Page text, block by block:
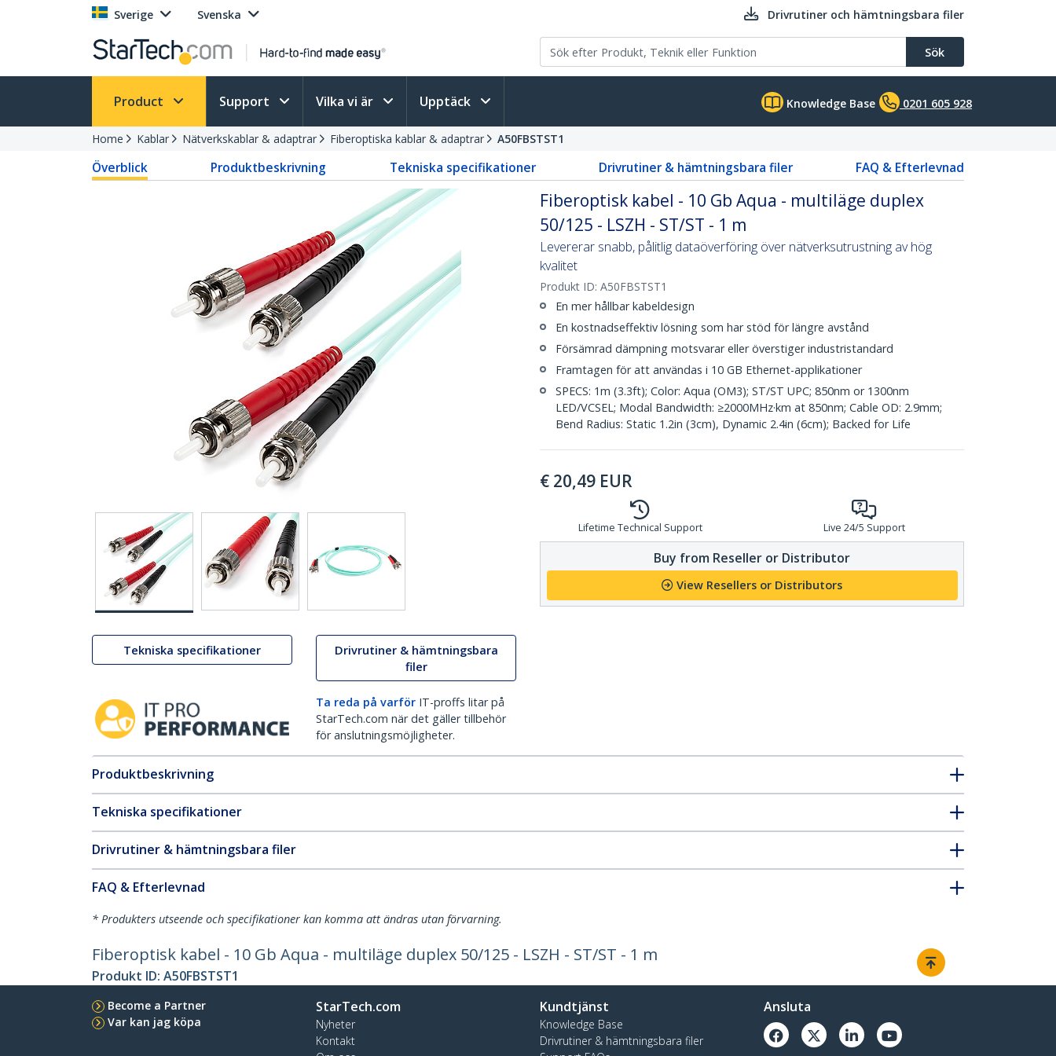
Sverige Svenska Drivrutiner och hämtningsbara filer
Sök
Product Support Vilka vi är Upptäck Knowledge Base 0201 605 928
Home Kablar Nätverkskablar & adaptrar Fiberoptiska kablar & adaptrar A50FBSTST1
Överblick Produktbeskrivning Tekniska specifikationer Drivrutiner & hämtningsbara filer FAQ & Efterlevnad
Tekniska specifikationer
Drivrutiner & hämtningsbara
filer
Ta reda på varför IT-proffs litar på
StarTech.com när det gäller tillbehör
för anslutningsmöjligheter.
Fiberoptisk kabel - 10 Gb Aqua - multiläge duplex
50/125 - LSZH - ST/ST - 1 m
Levererar snabb, pålitlig dataöverföring över nätverksutrustning av hög
kvalitet
Produkt ID: A50FBSTST1
En mer hållbar kabeldesign
En kostnadseffektiv lösning som har stöd för längre avstånd
Försämrad dämpning motsvarar eller överstiger industristandard
Framtagen för att användas i 10 GB Ethernet-applikationer
SPECS: 1m (3.3ft); Color: Aqua (OM3); ST/ST UPC; 850nm or 1300nm
LED/VCSEL; Modal Bandwidth: ≥2000MHz·km at 850nm; Cable OD: 2.9mm;
Bend Radius: Static 1.2in (3cm), Dynamic 2.4in (6cm); Backed for Life
€ 20,49 EUR
Lifetime Technical Support Live 24/5 Support
Buy from Reseller or Distributor
View Resellers or Distributors
Produktbeskrivning
Tekniska specifikationer
Drivrutiner & hämtningsbara filer
FAQ & Efterlevnad
* Produkters utseende och specifikationer kan komma att ändras utan förvarning.
Fiberoptisk kabel - 10 Gb Aqua - multiläge duplex 50/125 - LSZH - ST/ST - 1 m
Produkt ID: A50FBSTST1
Become a Partner
Var kan jag köpa
StarTech.com
Nyheter
Kontakt
Kundtjänst
Knowledge Base
Drivrutiner & hämtningsbara filer
Ansluta